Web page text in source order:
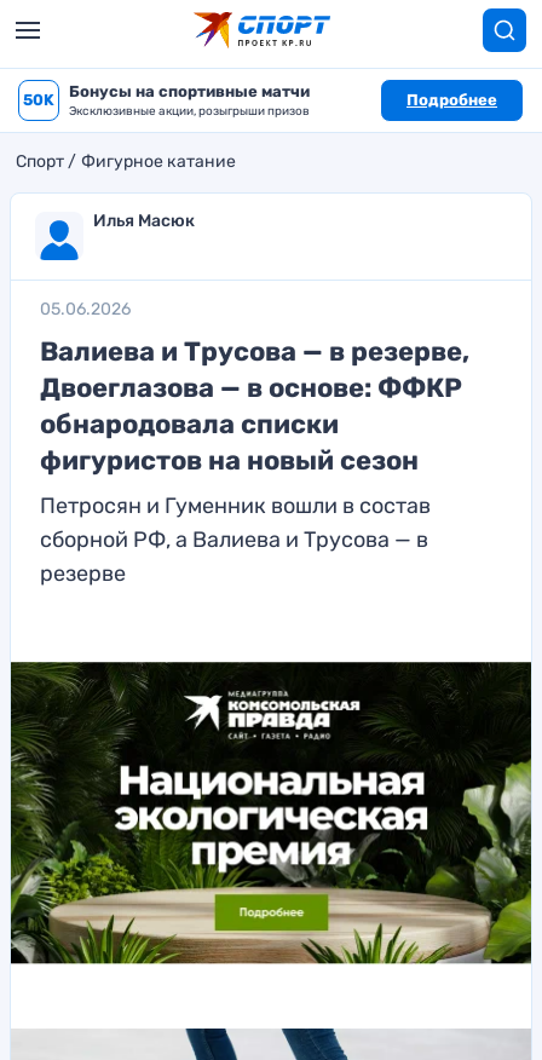
50K Бонусы на спортивные матчи
Эксклюзивные акции, розыгрыши призов
Подробнее
Спорт Фигурное катание
Илья Масюк
05.06.2026
Валиева и Трусова — в резерве,
Двоеглазова — в основе: ФФКР
обнародовала списки
фигуристов на новый сезон
Петросян и Гуменник вошли в состав
сборной РФ, а Валиева и Трусова — в
резерве